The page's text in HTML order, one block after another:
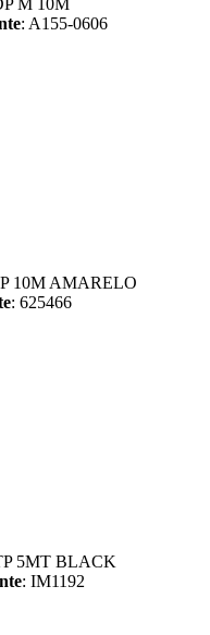
M 10M
: A155-0606
10M AMARELO
: 625466
5MT BLACK
: IM1192